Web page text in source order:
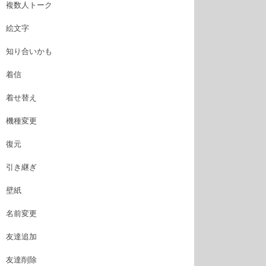
複数人トーク
絵文字
知り合いかも
着信
着せ替え
機種変更
復元
引き継ぎ
壁紙
名前変更
友達追加
友達削除